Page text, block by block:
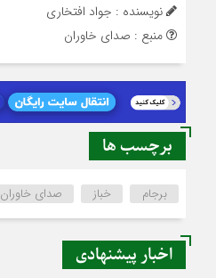
نویسنده : جواد افتخاری
منبع : صدای خاوران
برچسب ها
برجام خباز صدای خاوران
اخبار پیشنهادی